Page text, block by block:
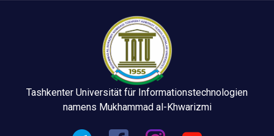
Tashkenter Universität für Informationstechnologien
namens Mukhammad al-Khwarizmi